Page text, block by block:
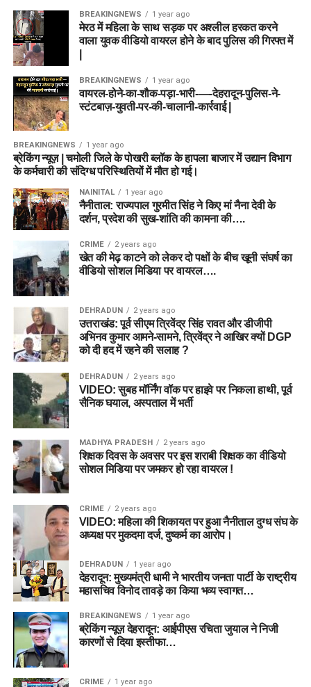
BREAKINGNEWS 1 year ago
मेरठ में महिला के साथ सड़क पर अश्लील हरकत करने
वाला युवक वीडियो वायरल होने के बाद पुलिस की गिरफ्त में
BREAKINGNEWS 1 year ago
वायरल-होने-का-शौक-पड़ा-भारी-—-देहरादून-पुलिस-ने-
स्टंटबाज़-युवती-पर-की-चालानी-कार्रवाई |
BREAKINGNEWS 1 year ago
ब्रेकिंग न्यूज़ | चमोली जिले के पोखरी ब्लॉक के हापला बाजार में उद्यान विभाग
के कर्मचारी की संदिग्ध परिस्थितियों में मौत हो गई।
NAINITAL 1 year ago
नैनीताल: राज्यपाल गुरमीत सिंह ने किए मां नैना देवी के
दर्शन, प्रदेश की सुख-शांति की कामना की….
CRIME 2 years ago
खेत की मेढ़ काटने को लेकर दो पक्षों के बीच खूनी संघर्ष का
वीडियो सोशल मिडिया पर वायरल….
DEHRADUN 2 years ago
उत्तराखंड: पूर्व सीएम त्रिवेंद्र सिंह रावत और डीजीपी
अभिनव कुमार आमने-सामने, त्रिवेंद्र ने आखिर क्यों DGP
को दी हद में रहने की सलाह ?
DEHRADUN 2 years ago
VIDEO: सुबह मॉर्निंग वॉक पर हाइवे पर निकला हाथी, पूर्व
सैनिक घयाल, अस्पताल में भर्ती
MADHYA PRADESH 2 years ago
शिक्षक दिवस के अवसर पर इस शराबी शिक्षक का वीडियो
सोशल मिडिया पर जमकर हो रहा वायरल !
CRIME 2 years ago
VIDEO: महिला की शिकायत पर हुआ नैनीताल दुग्ध संघ के
अध्यक्ष पर मुकदमा दर्ज, दुष्कर्म का आरोप।
DEHRADUN 1 year ago
देहरादून: मुख्यमंत्री धामी ने भारतीय जनता पार्टी के राष्ट्रीय
महासचिव विनोद तावड़े का किया भव्य स्वागत…
BREAKINGNEWS 1 year ago
ब्रेकिंग न्यूज़ देहरादून: आईपीएस रचिता जुयाल ने निजी
कारणों से दिया इस्तीफा…
CRIME 1 year ago